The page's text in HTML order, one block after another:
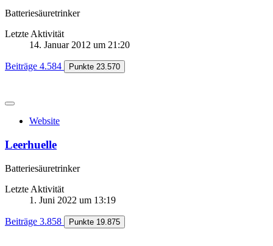
Batteriesäuretrinker
Letzte Aktivität
14. Januar 2012 um 21:20
Beiträge 4.584 Punkte 23.570
Website
Leerhuelle
Batteriesäuretrinker
Letzte Aktivität
1. Juni 2022 um 13:19
Beiträge 3.858 Punkte 19.875